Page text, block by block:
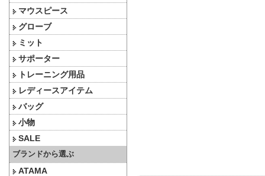
マウスピース
グローブ
ミット
サポーター
トレーニング用品
レディースアイテム
バッグ
小物
SALE
ブランドから選ぶ
ATAMA